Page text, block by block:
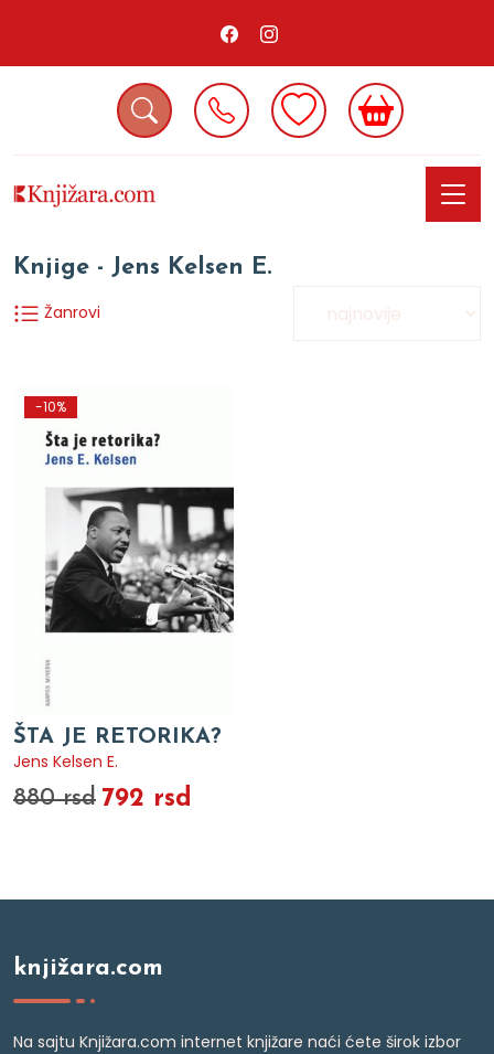
Knjige - Jens Kelsen E.
Žanrovi
-10%
ŠTA JE RETORIKA?
Jens Kelsen E.
880 rsd 792 rsd
knjižara.com
Na sajtu Knjižara.com internet knjižare naći ćete širok izbor